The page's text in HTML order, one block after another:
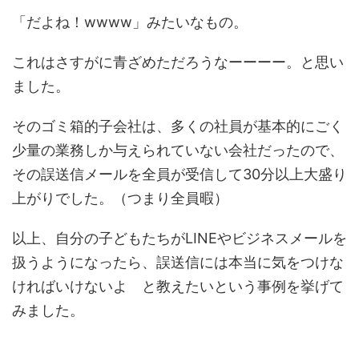
「だよね！wwww」みたいなもの。
これはさすがに青ざめただろうなーーーー。と思い
ました。
そのゴミ箱的子会社は、多くの社員が基本的にごく
少量の業務しか与えられていない会社だったので、
その誤送信メールを全員が受信して30分以上大盛り
上がりでした。（つまり全員暇）
以上、自分の子どもたちがLINEやビジネスメールを
扱うようになったら、誤送信には本当に気をつけな
ければいけないよ と教えたいという事例を挙げて
みました。